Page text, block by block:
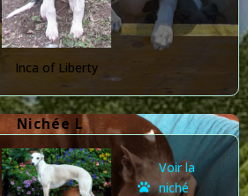
Inca of Liberty
Nichée L
Voir la
niché